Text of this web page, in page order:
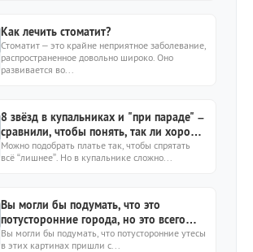
Как лечить стоматит?
Стоматит – это крайне неприятное заболевание,
распространенное довольно широко. Оно
развивается во...
8 звёзд в купальниках и "при параде" –
сравнили, чтобы понять, так ли хороша
их фигура
Можно подобрать платье так, чтобы спрятать
всё “лишнее”. Но в купальнике сложно...
Вы могли бы подумать, что это
потусторонние города, но это всего
лишь....
Вы могли бы подумать, что потусторонние утесы
в этих картинах пришли с...